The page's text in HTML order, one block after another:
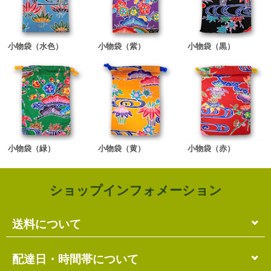
小物袋（水色） 小物袋（紫） 小物袋（黒）
小物袋（緑） 小物袋（黄） 小物袋（赤）
ショップインフォメーション
送料について
単品のみの場合
配達日・時間帯について